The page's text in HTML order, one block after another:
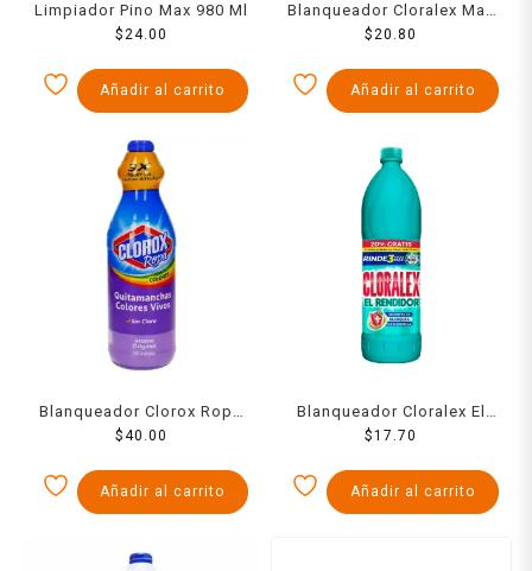
Limpiador Pino Max 980 Ml
$24.00
Añadir al carrito
Blanqueador Cloralex Max
600 Ml
$20.80
Añadir al carrito
Blanqueador Clorox Ropa
Color 930 Ml
$40.00
Añadir al carrito
Blanqueador Cloralex El
Rendidor 1.17 l
$17.70
Añadir al carrito